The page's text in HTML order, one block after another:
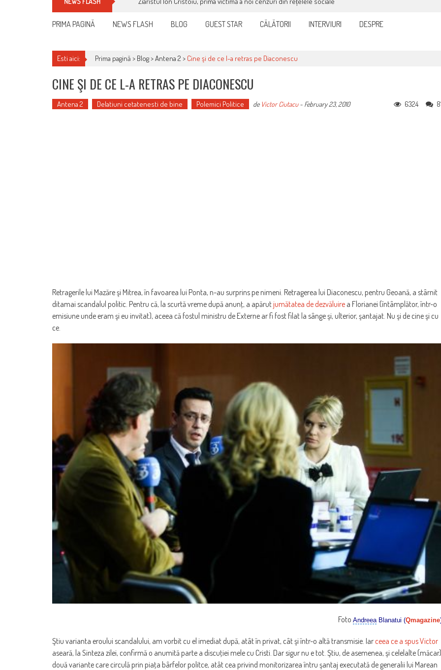
PRIMA PAGINĂ NEWS FLASH BLOG GUEST STAR CĂLĂTORII INTERVIURI DESPRE
Esti aici: Prima pagină > Blog>Antena 2 > Cine şi de ce l-a retras pe Diaconescu
CINE ŞI DE CE L-A RETRAS PE DIACONESCU
Antena 2 Delatiuni cetatenesti de bine Polemici Politice de Victor Ciutacu- February 23, 2010 6324
Retragerile lui Mazăre şi Mitrea, în favoarea lui Ponta, n-au surprins pe nimeni. Retragerea lui Diaconescu, pentru Geoană, a stârnit
ditamai scandalul politic. Pentru că, la scurtă vreme după anunţ, a apărutjumătatea de dezvăluire a Florianei (întâmplător, într-o
emisiune unde eram şi eu invitat), aceea că fostul ministru de Externe ar fi fost filat la sânge şi, ulterior, şantajat. Nu şi de cine şi cu
ce.
FotoAndreea Blanatui (Qmagazine
Ştiu varianta eroului scandalului, am vorbit cu el imediat după, atât în privat, cât şi într-o altă transmisie. Iarceea ce a spus Victor
aseară, la Sinteza zilei, confirmă o anumită parte a discuţiei mele cu Cristi. Dar sigur nu e tot. Ştiu, de asemenea, şi celelalte (măcar)
două variante care circulă prin piaţa bârfelor politce, atât cea privind monitorizarea întru şantaj executată de generalii lui Marean